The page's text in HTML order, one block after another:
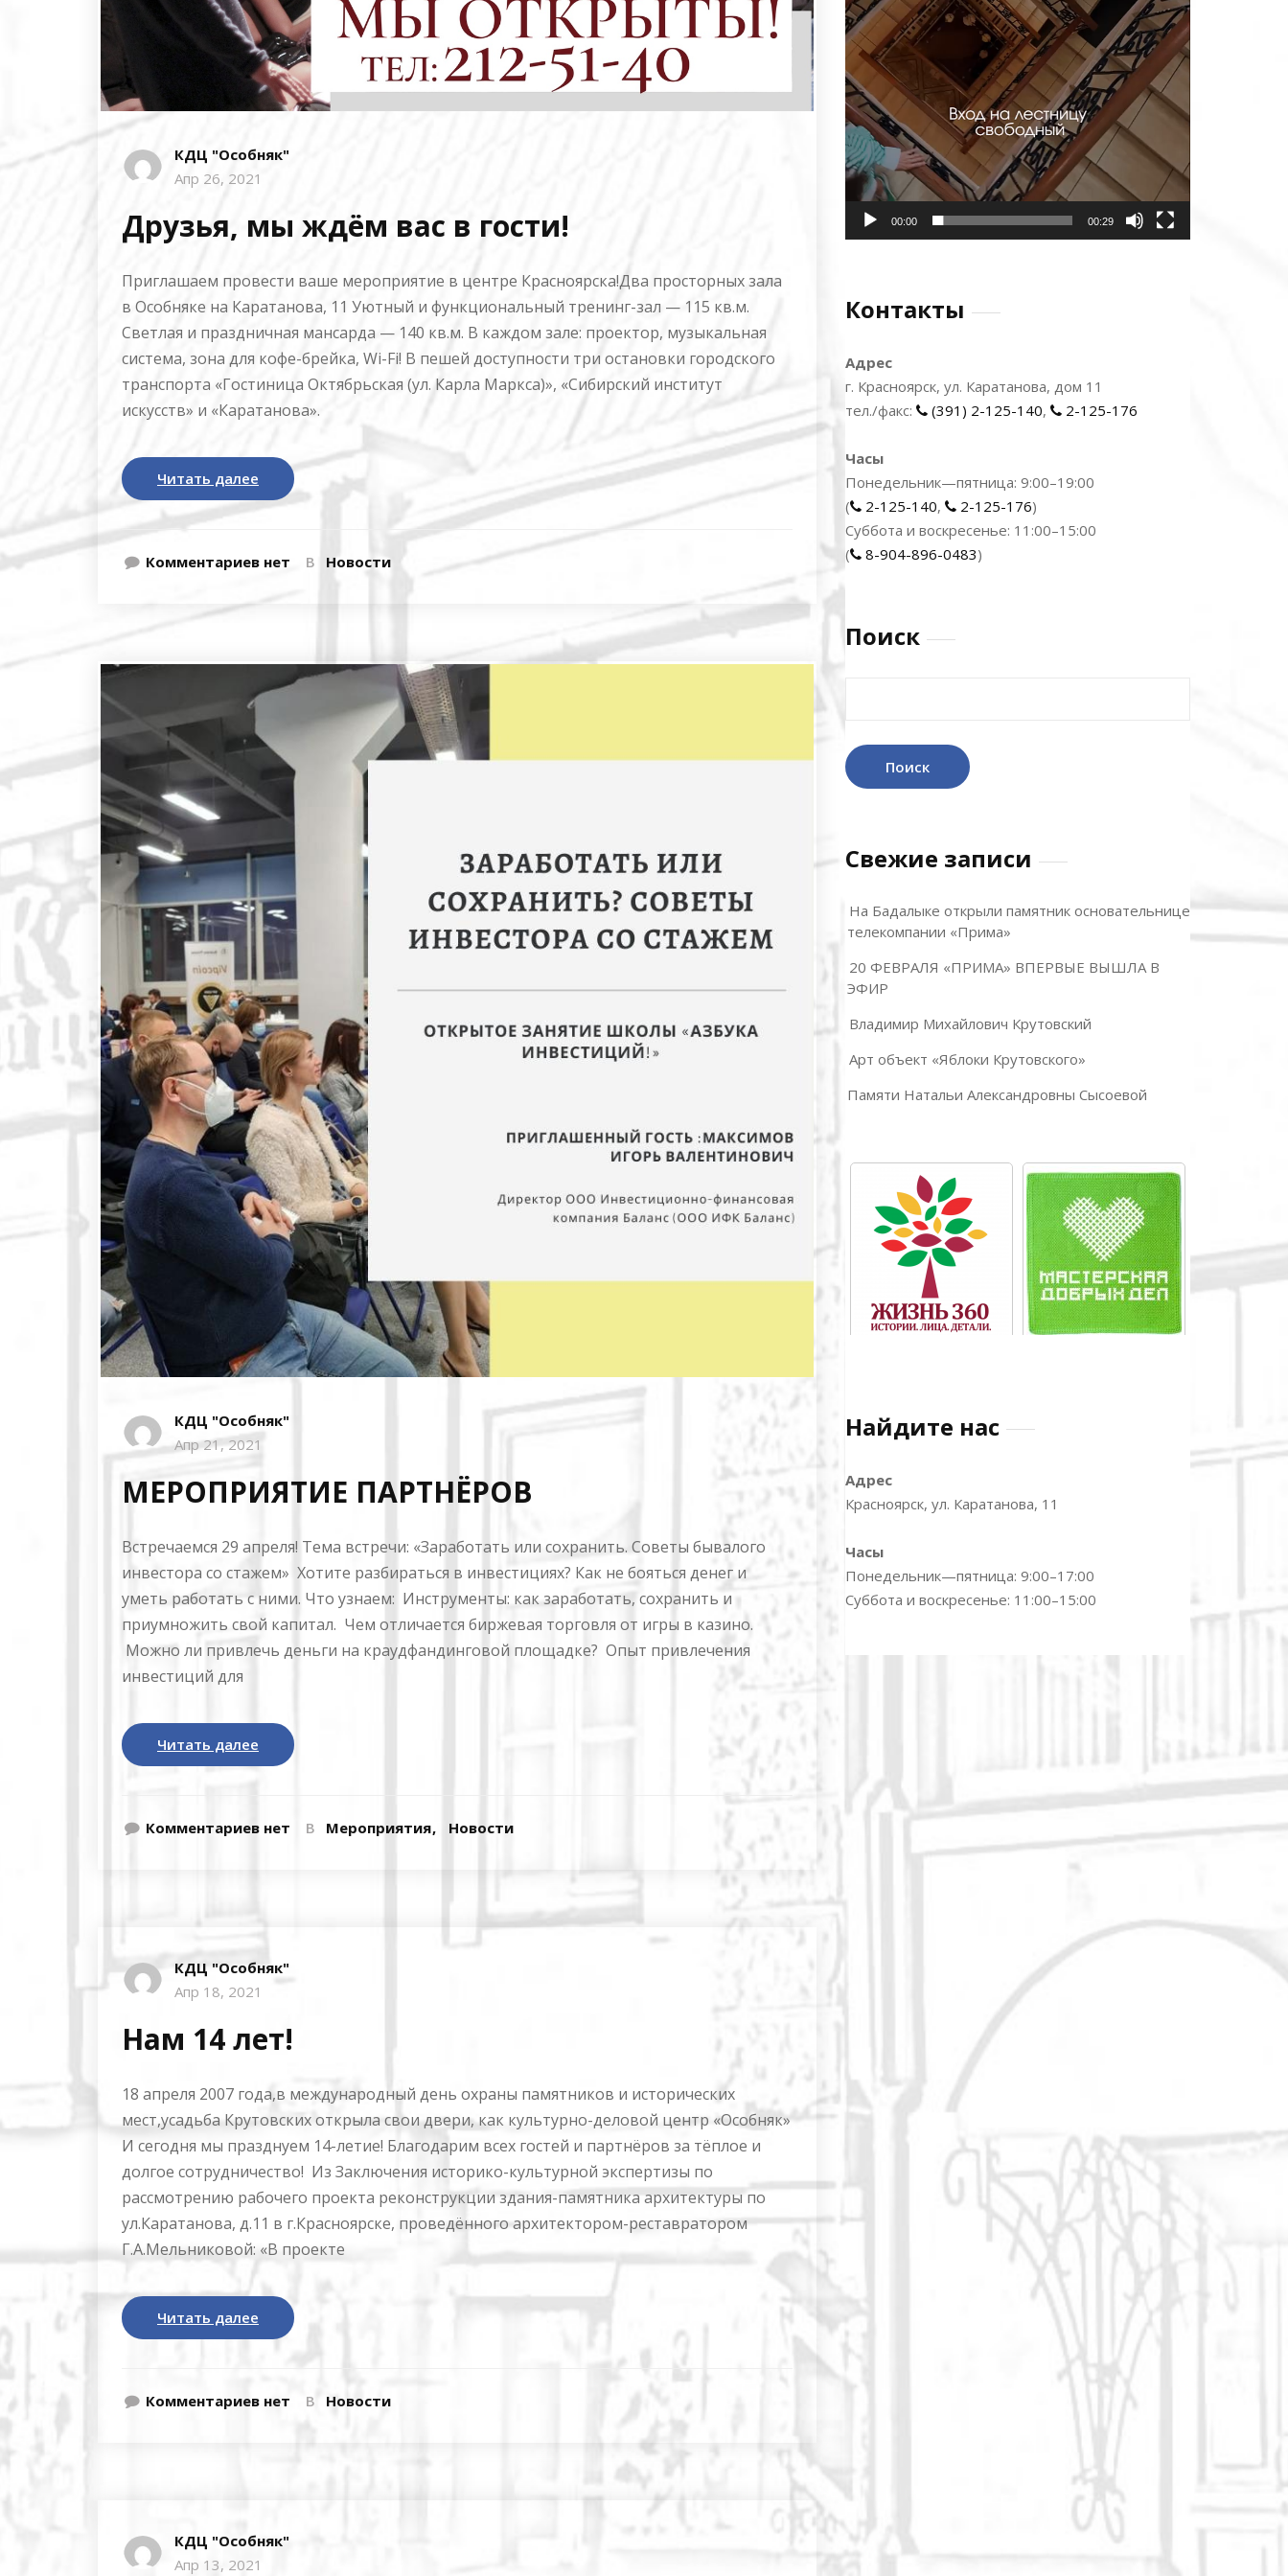
КДЦ "Особняк"
Апр 26, 2021
Друзья, мы ждём вас в гости!
Приглашаем провести ваше мероприятие в центре Красноярска!Два просторных зала
в Особняке на Каратанова, 11 Уютный и функциональный тренинг-зал — 115 кв.м.
Светлая и праздничная мансарда — 140 кв.м. В каждом зале: проектор, музыкальная
система, зона для кофе-брейка, Wi-Fi! В пешей доступности три остановки городского
транспорта «Гостиница Октябрьская (ул. Карла Маркса)», «Сибирский институт
искусств» и «Каратанова».
Читать далее
Комментариев нет В Новости
КДЦ "Особняк"
Апр 21, 2021
МЕРОПРИЯТИЕ ПАРТНЁРОВ
Встречаемся 29 апреля! Тема встречи: «Заработать или сохранить. Советы бывалого
инвестора со стажем» Хотите разбираться в инвестициях? Как не бояться денег и
уметь работать с ними. Что узнаем: Инструменты: как заработать, сохранить и
приумножить свой капитал. Чем отличается биржевая торговля от игры в казино.
Можно ли привлечь деньги на краудфандинговой площадке? Опыт привлечения
инвестиций для
Читать далее
Комментариев нет В Мероприятия Новости
КДЦ "Особняк"
Апр 18, 2021
Нам 14 лет!
18 апреля 2007 года,в международный день охраны памятников и исторических
мест,усадьба Крутовских открыла свои двери, как культурно-деловой центр «Особняк»
И сегодня мы празднуем 14-летие! Благодарим всех гостей и партнёров за тёплое и
долгое сотрудничество! Из Заключения историко-культурной экспертизы по
рассмотрению рабочего проекта реконструкции здания-памятника архитектуры по
ул.Каратанова, д.11 в г.Красноярске, проведённого архитектором-реставратором
Г.А.Мельниковой: «В проекте
Читать далее
Комментариев нет В Новости
КДЦ "Особняк"
Апр 13, 2021
00:00 00:29
Контакты
Адрес
г. Красноярск, ул. Каратанова, дом 11
тел./факс:
(391) 2-125-140, 2-125-176
Часы
Понедельник—пятница: 9:00–19:00
(
2-125-140, 2-125-176)
Суббота и воскресенье: 11:00–15:00
(
8-904-896-0483)
Поиск
Свежие записи
На Бадалыке открыли памятник основательнице
телекомпании «Прима»
20 ФЕВРАЛЯ «ПРИМА» ВПЕРВЫЕ ВЫШЛА В
ЭФИР
Владимир Михайлович Крутовский
Арт объект «Яблоки Крутовского»
Памяти Натальи Александровны Сысоевой
Найдите нас
Адрес
Красноярск, ул. Каратанова, 11
Часы
Понедельник—пятница: 9:00–17:00
Суббота и воскресенье: 11:00–15:00